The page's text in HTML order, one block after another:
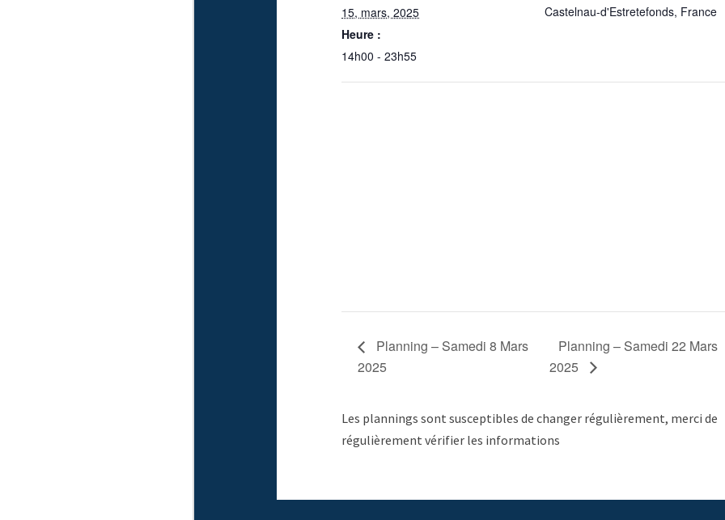
15, mars, 2025
Heure :
14h00 - 23h55
Castelnau-d'Estretefonds, France
Planning – Samedi 8 Mars
2025
Planning – Samedi 22 Mars
2025
Les plannings sont susceptibles de changer régulièrement, merci de
régulièrement vérifier les informations